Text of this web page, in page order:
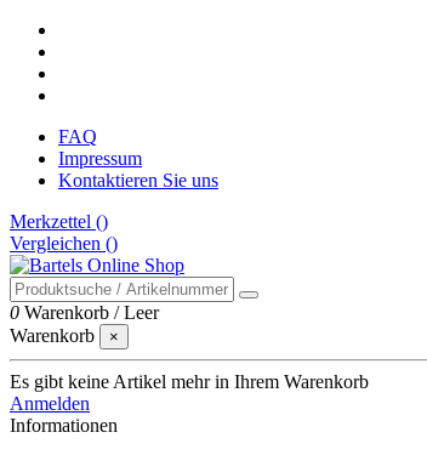
FAQ
Impressum
Kontaktieren Sie uns
Merkzettel ()
Vergleichen ()
0 Warenkorb /Leer
Warenkorb
×
Es gibt keine Artikel mehr in Ihrem Warenkorb
Anmelden
Informationen